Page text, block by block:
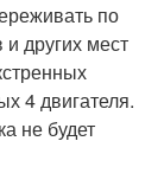
по
других мест
4 двигателя.
не будет